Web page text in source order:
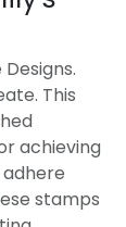
This
achieving
stamps